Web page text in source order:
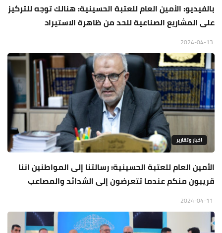
بالفيديو: الأمين العام للعتبة الحسينية: هنالك توجه للتركيز
على المشاريع الصناعية للحد من ظاهرة الاستيراد
اخبار وتقارير
الأمين العام للعتبة الحسينية: رسالتنا إلى المواطنين اننا
قريبون منكم عندما تتعرضون إلى الشدائد والمصاعب